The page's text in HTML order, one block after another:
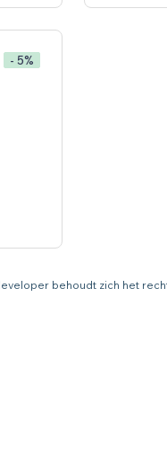
- 5%
behoudt zich het